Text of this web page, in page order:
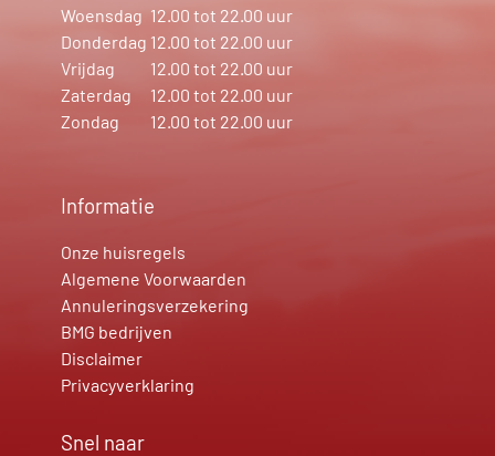
Woensdag 12.00 tot 22.00 uur
Donderdag 12.00 tot 22.00 uur
Vrijdag
12.00 tot 22.00 uur
Zaterdag
12.00 tot 22.00 uur
Zondag
12.00 tot 22.00 uur
Informatie
Onze huisregels
Algemene Voorwaarden
Annuleringsverzekering
BMG bedrijven
Disclaimer
Privacyverklaring
Snel naar